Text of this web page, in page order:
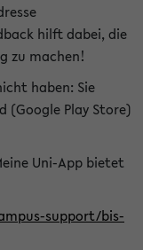
hilft dabei, die
zu machen!
haben: Sie
(Google Play Store)
Uni-App bietet
support/bis-